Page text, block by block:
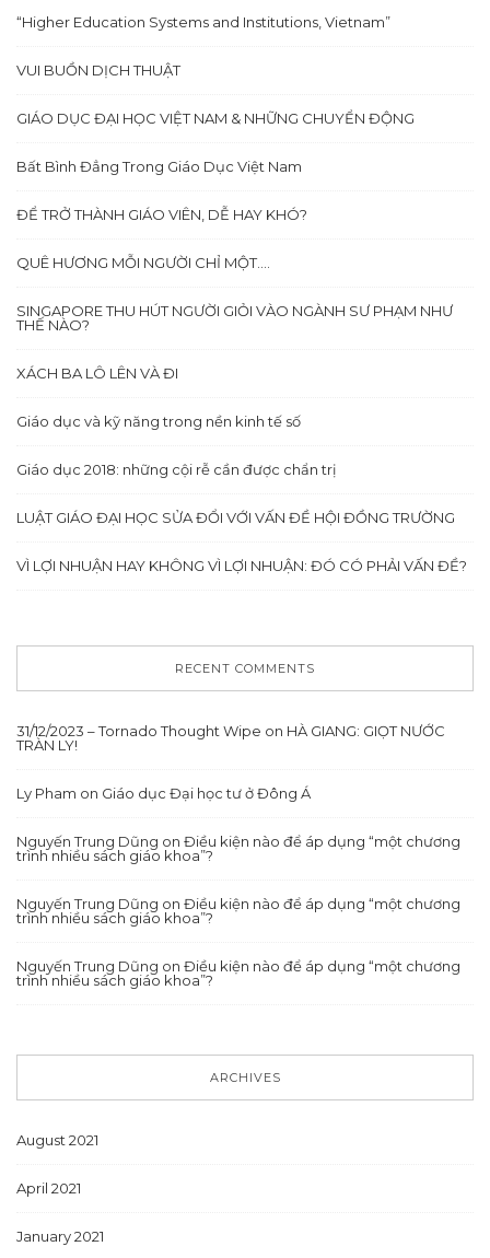
“Higher Education Systems and Institutions, Vietnam”
VUI BUỒN DỊCH THUẬT
GIÁO DỤC ĐẠI HỌC VIỆT NAM & NHỮNG CHUYỂN ĐỘNG
Bất Bình Đẳng Trong Giáo Dục Việt Nam
ĐỂ TRỞ THÀNH GIÁO VIÊN, DỄ HAY KHÓ?
QUÊ HƯƠNG MỖI NGƯỜI CHỈ MỘT….
SINGAPORE THU HÚT NGƯỜI GIỎI VÀO NGÀNH SƯ PHẠM NHƯ
THẾ NÀO?
XÁCH BA LÔ LÊN VÀ ĐI
Giáo dục và kỹ năng trong nền kinh tế số
Giáo dục 2018: những cội rễ cần được chẩn trị
LUẬT GIÁO ĐẠI HỌC SỬA ĐỔI VỚI VẤN ĐỀ HỘI ĐỒNG TRƯỜNG
VÌ LỢI NHUẬN HAY KHÔNG VÌ LỢI NHUẬN: ĐÓ CÓ PHẢI VẤN ĐỀ?
RECENT COMMENTS
31/12/2023 – Tornado Thought Wipe on HÀ GIANG: GIỌT NƯỚC
TRÀN LY!
Ly Pham on Giáo dục Đại học tư ở Đông Á
Nguyến Trung Dũng on Điều kiện nào để áp dụng “một chương
trình nhiều sách giáo khoa”?
Nguyến Trung Dũng on Điều kiện nào để áp dụng “một chương
trình nhiều sách giáo khoa”?
Nguyến Trung Dũng on Điều kiện nào để áp dụng “một chương
trình nhiều sách giáo khoa”?
ARCHIVES
August 2021
April 2021
January 2021